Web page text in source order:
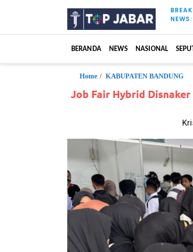
p
c
NEWS:
BERANDA NEWS NASIONAL
Home / KABUPATEN BANDUNG
Job Fair Hybrid